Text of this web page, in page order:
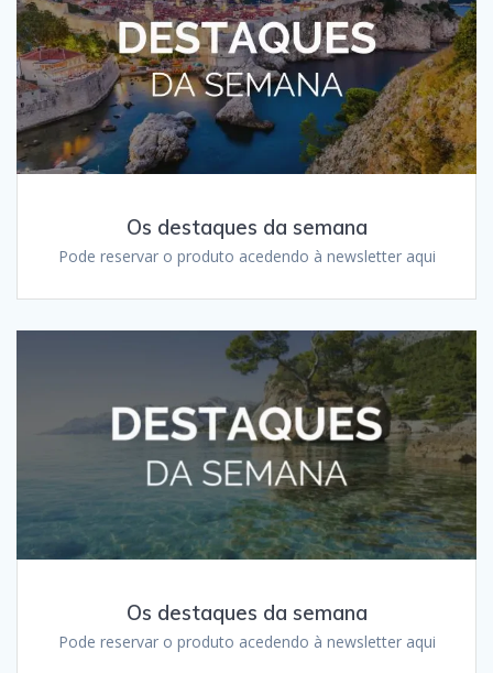
Os destaques da semana
Pode reservar o produto acedendo à newsletter aqui
Os destaques da semana
Pode reservar o produto acedendo à newsletter aqui